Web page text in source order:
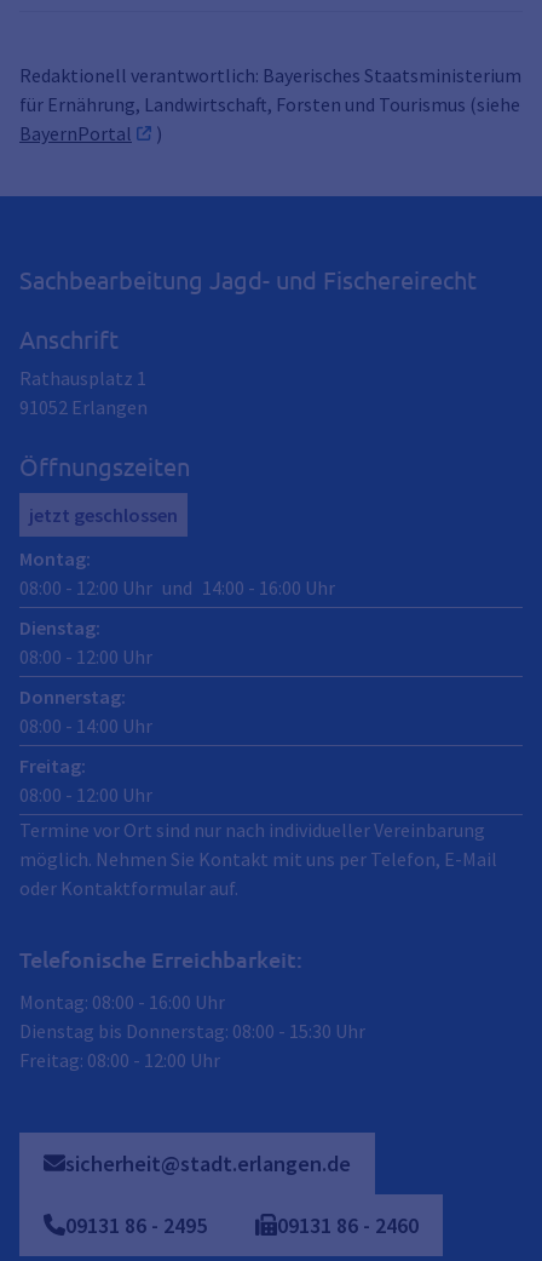
Redaktionell verantwortlich: Bayerisches Staatsministerium
für Ernährung, Landwirtschaft, Forsten und Tourismus (siehe
BayernPortal
)
Sachbearbeitung Jagd- und Fischereirecht
Anschrift
Rathausplatz 1
91052 Erlangen
Öffnungszeiten
jetzt geschlossen
Montag:
08:00 - 12:00 Uhr und 14:00 - 16:00 Uhr
Dienstag:
08:00 - 12:00 Uhr
Donnerstag:
08:00 - 14:00 Uhr
Freitag:
08:00 - 12:00 Uhr
Termine vor Ort sind nur nach individueller Vereinbarung
möglich. Nehmen Sie Kontakt mit uns per Telefon, E-Mail
oder Kontaktformular auf.
Telefonische Erreichbarkeit:
Montag: 08:00 - 16:00 Uhr
Dienstag bis Donnerstag: 08:00 - 15:30 Uhr
Freitag: 08:00 - 12:00 Uhr
sicherheit@stadt.erlangen.de
09131 86 - 2495 09131 86 - 2460